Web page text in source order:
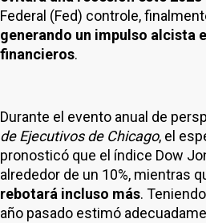
Federal (Fed) controle,
generando un impulso alcista
financieros.
Durante el evento anual de
de Ejecutivos de Chicago, el
pronosticó que el índice Dow
alrededor de un 10%, mientras
rebotará incluso más.
año pasado estimó